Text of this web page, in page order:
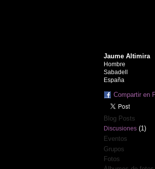
Jaume Altimira
Hombre
Sabadell
España
Compartir en
Blog Posts
Discusiones(1)
Eventos
Grupos
Fotos